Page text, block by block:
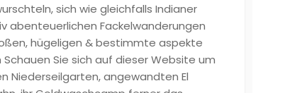
sich wie gleichfalls Indianer
abenteuerlichen Fackelwanderungen
hügeligen & bestimmte aspekte
Sie sich auf dieser Website um
Niederseilgarten, angewandten El